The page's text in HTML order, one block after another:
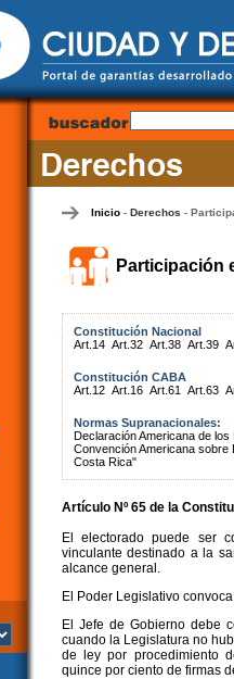
Inicio- Derechos -
Participación
Constitución Nacional
Art.14 Art.32 Art.38 Art.39
Constitución CABA
Art.12 Art.16 Art.61 Art.63
Normas Supranacionales:
Declaración Americana de
Convención Americana
Costa Rica"
Artículo Nº 65 de la
El electorado puede ser
vinculante destinado a la
alcance general.
El Poder Legislativo
El Jefe de Gobierno debe
cuando la Legislatura no
de ley por procedimiento
quince por ciento de firmas